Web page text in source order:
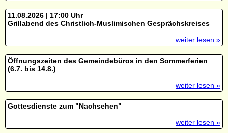
11.08.2026 | 17:00 Uhr
Grillabend des Christlich-Muslimischen Gesprächskreises
weiter lesen »
Öffnungszeiten des Gemeindebüros in den Sommerferien
(6.7. bis 14.8.)
weiter lesen »
Gottesdienste zum "Nachsehen"
weiter lesen »